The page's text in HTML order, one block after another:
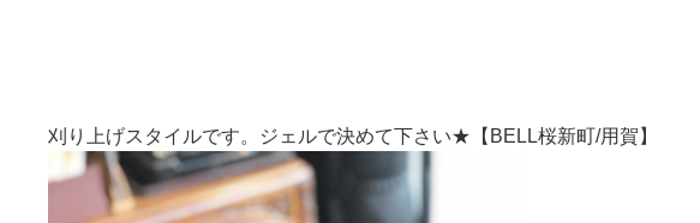
刈り上げスタイルです。ジェルで決めて下さい★【BELL桜新町/用賀】